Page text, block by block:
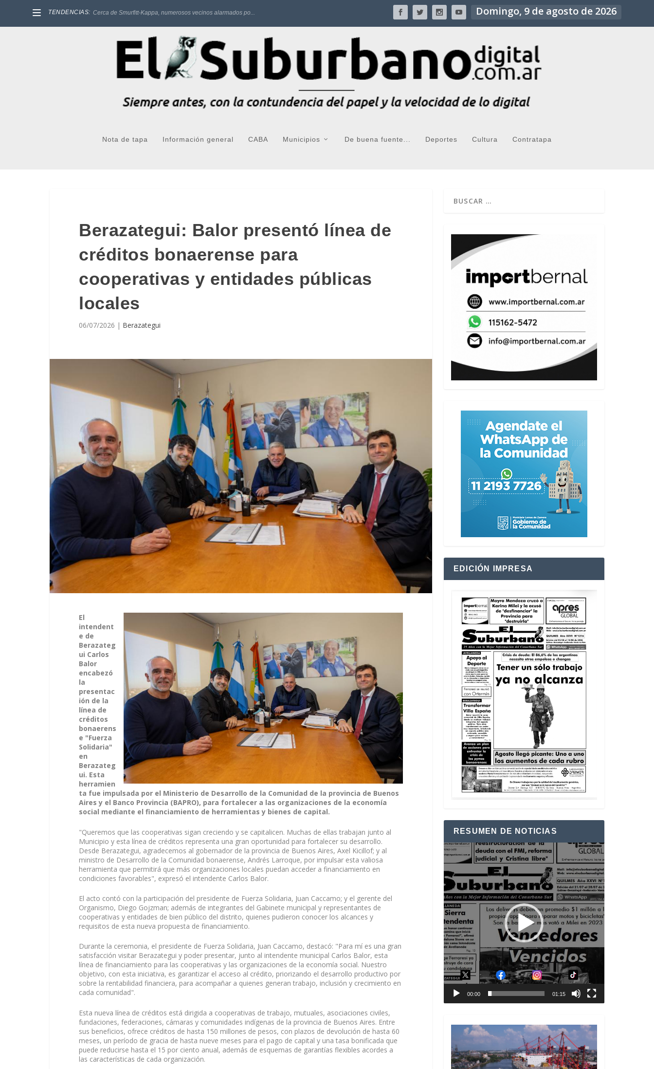
TENDENCIAS: Cerca de Smurfitt-Kappa, numerosos vecinos alarmados po... Domingo, 9 de agosto de 2026
Nota de tapa Información general CABA Municipios De buena fuente... Deportes Cultura Contratapa
Berazategui: Balor presentó línea de
créditos bonaerense para
cooperativas y entidades públicas
locales
06/07/2026 | Berazategui
El
intendent
e de
Berazateg
ui Carlos
Balor
encabezó
la
presentac
ión de la
línea de
créditos
bonaerens
e "Fuerza
Solidaria"
en
Berazateg
ui. Esta
herramien
ta fue impulsada por el Ministerio de Desarrollo de la Comunidad de la provincia de Buenos
Aires y el Banco Provincia (BAPRO), para fortalecer a las organizaciones de la economía
social mediante el financiamiento de herramientas y bienes de capital.
"Queremos que las cooperativas sigan creciendo y se capitalicen. Muchas de ellas trabajan junto al
Municipio y esta línea de créditos representa una gran oportunidad para fortalecer su desarrollo.
Desde Berazategui, agradecemos al gobernador de la provincia de Buenos Aires, Axel Kicillof; y al
ministro de Desarrollo de la Comunidad bonaerense, Andrés Larroque, por impulsar esta valiosa
herramienta que permitirá que más organizaciones locales puedan acceder a financiamiento en
condiciones favorables", expresó el intendente Carlos Balor.
El acto contó con la participación del presidente de Fuerza Solidaria, Juan Caccamo; y el gerente del
Organismo, Diego Gojzman; además de integrantes del Gabinete municipal y representantes de
cooperativas y entidades de bien público del distrito, quienes pudieron conocer los alcances y
requisitos de esta nueva propuesta de financiamiento.
Durante la ceremonia, el presidente de Fuerza Solidaria, Juan Caccamo, destacó: "Para mí es una gran
satisfacción visitar Berazategui y poder presentar, junto al intendente municipal Carlos Balor, esta
línea de financiamiento para las cooperativas y las organizaciones de la economía social. Nuestro
objetivo, con esta iniciativa, es garantizar el acceso al crédito, priorizando el desarrollo productivo por
sobre la rentabilidad financiera, para acompañar a quienes generan trabajo, inclusión y crecimiento en
cada comunidad".
Esta nueva línea de créditos está dirigida a cooperativas de trabajo, mutuales, asociaciones civiles,
fundaciones, federaciones, cámaras y comunidades indígenas de la provincia de Buenos Aires. Entre
sus beneficios, ofrece créditos de hasta 150 millones de pesos, con plazos de devolución de hasta 60
meses, un período de gracia de hasta nueve meses para el pago de capital y una tasa bonificada que
puede reducirse hasta el 15 por ciento anual, además de esquemas de garantías flexibles acordes a
las características de cada organización.
EDICIÓN IMPRESA
RESUMEN DE NOTICIAS
Reproductor
de
vídeo
00:00 01:15